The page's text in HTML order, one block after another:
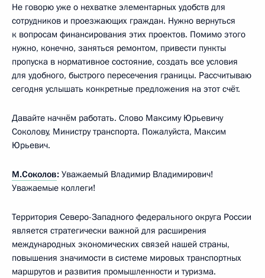
Не говорю уже о нехватке элементарных удобств для
сотрудников и проезжающих граждан. Нужно вернуться
к вопросам финансирования этих проектов. Помимо этого
нужно, конечно, заняться ремонтом, привести пункты
пропуска в нормативное состояние, создать все условия
для удобного, быстрого пересечения границы. Рассчитываю
сегодня услышать конкретные предложения на этот счёт.
Давайте начнём работать. Слово Максиму Юрьевичу
Соколову, Министру транспорта. Пожалуйста, Максим
Юрьевич.
М.Соколов: Уважаемый Владимир Владимирович!
Уважаемые коллеги!
Территория Северо-Западного федерального округа России
является стратегически важной для расширения
международных экономических связей нашей страны,
повышения значимости в системе мировых транспортных
маршрутов и развития промышленности и туризма.